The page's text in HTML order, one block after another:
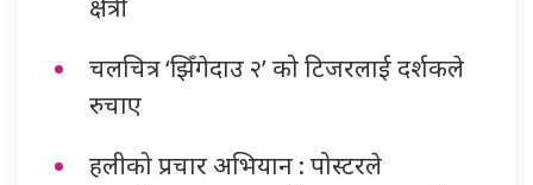
क्षेत्री
चलचित्र ‘झिँगेदाउ २’ को टिजरलाई दर्शकले
रुचाए
हलीको प्रचार अभियान : पोस्टरले